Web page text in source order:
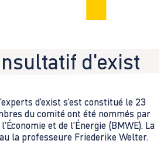
d'exist
d'exist s'est constitué le 23
du comité ont été nommés par
et de l'Énergie (BMWE). La
la professeure Friederike Welter.